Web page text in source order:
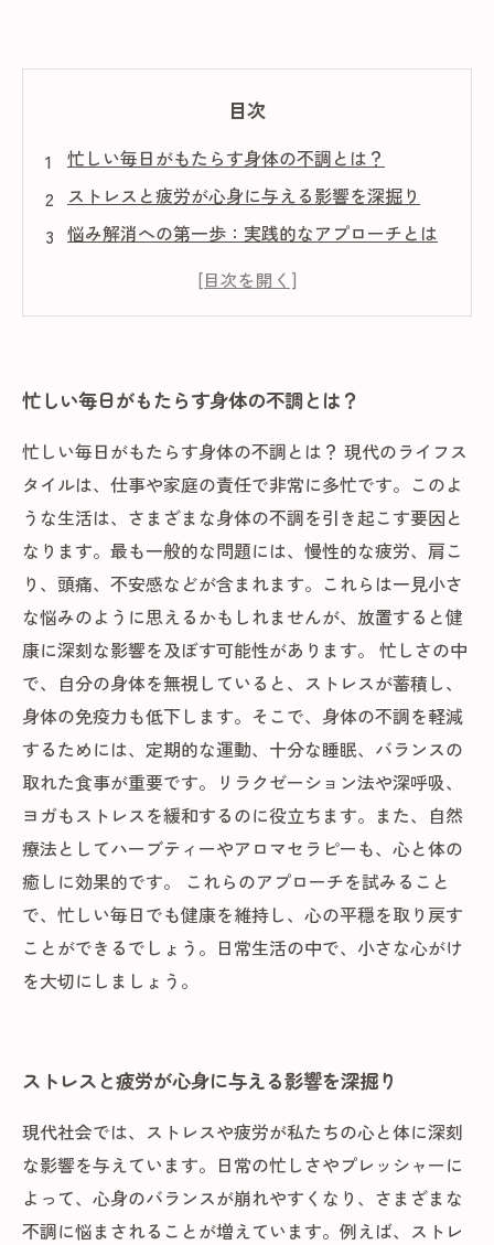
目次
忙しい毎日がもたらす身体の不調とは？
ストレスと疲労が心身に与える影響を深掘り
悩み解消への第一歩：実践的なアプローチとは
自然療法とリラクゼーションで心身を癒す
案
忙しい毎日がもたらす身体の不調とは？
忙しい毎日がもたらす身体の不調とは？ 現代のライフス
タイルは、仕事や家庭の責任で非常に多忙です。このよ
うな生活は、さまざまな身体の不調を引き起こす要因と
なります。最も一般的な問題には、慢性的な疲労、肩こ
り、頭痛、不安感などが含まれます。これらは一見小さ
な悩みのように思えるかもしれませんが、放置すると健
康に深刻な影響を及ぼす可能性があります。 忙しさの中
で、自分の身体を無視していると、ストレスが蓄積し、
身体の免疫力も低下します。そこで、身体の不調を軽減
するためには、定期的な運動、十分な睡眠、バランスの
取れた食事が重要です。リラクゼーション法や深呼吸、
ヨガもストレスを緩和するのに役立ちます。また、自然
療法としてハーブティーやアロマセラピーも、心と体の
癒しに効果的です。 これらのアプローチを試みること
で、忙しい毎日でも健康を維持し、心の平穏を取り戻す
ことができるでしょう。日常生活の中で、小さな心がけ
を大切にしましょう。
ストレスと疲労が心身に与える影響を深掘り
現代社会では、ストレスや疲労が私たちの心と体に深刻
な影響を与えています。日常の忙しさやプレッシャーに
よって、心身のバランスが崩れやすくなり、さまざまな
不調に悩まされることが増えています。例えば、ストレ